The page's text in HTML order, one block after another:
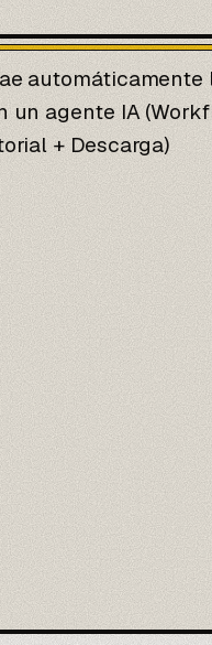
un agente IA
+ Descarga)